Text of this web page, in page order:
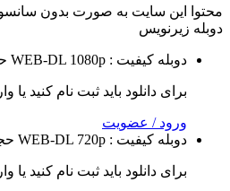
سایت به صورتبدون سانسورمی باشد
کیفیت : WEB-DL 1080p حجم : 2.3 GB
دانلود باید ثبت نام کنید یا وارد شوید
/ عضویت
کیفیت : WEB-DL 720p حجم : 999 MB
دانلود باید ثبت نام کنید یا وارد شوید